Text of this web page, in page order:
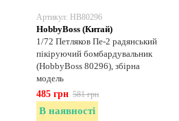
Артикул: HB80296
HobbyBoss (Китай)
1/72 Петляков Пе-2 радянський
пікіруючий бомбардувальник
(HobbyBoss 80296), збірна
модель
485 грн 581 грн
В наявності